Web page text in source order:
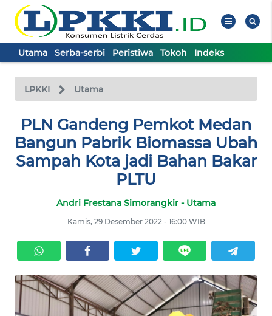
Utama Serba-serbi Peristiwa Tokoh Indeks
LPKKI Utama
PLN Gandeng Pemkot Medan
Bangun Pabrik Biomassa Ubah
Sampah Kota jadi Bahan Bakar
PLTU
Andri Frestana Simorangkir - Utama
Kamis, 29 Desember 2022 - 16:00 WIB
TV
Tutup
UTAMA
SERBA-
SERBI
PERISTIWA
TOKOH
INDEKS
BERITA